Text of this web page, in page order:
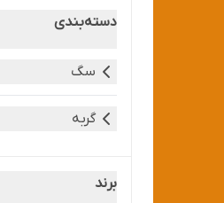
دسته‌بندی
سگ
گربه
برند